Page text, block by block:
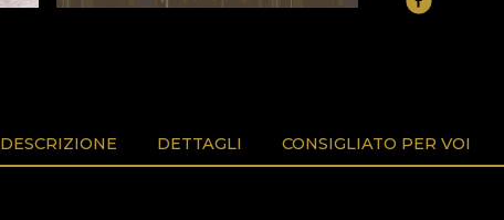
DESCRIZIONE DETTAGLI CONSIGLIATO PER VOI